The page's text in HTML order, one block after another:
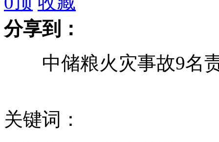
桥下彻提议将“鱼鹰”训练移至大阪
浪漫也需量力而行
实拍:"越狱"美洲驼嚣张"拒捕" 踩警察吐唾沫
分享到：
中储粮火灾事故9名责
关键词：